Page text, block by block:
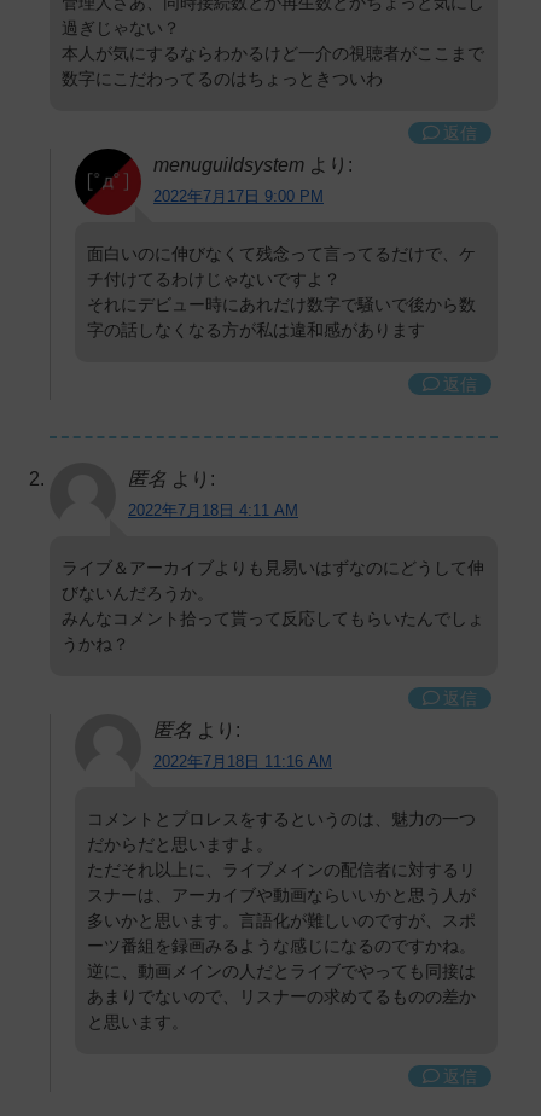
過ぎじゃない？
本人が気にするならわかるけど一介の視聴者がここまで
数字にこだわってるのはちょっときついわ
返信
menuguildsystem より:
2022年7月17日 9:00 PM
面白いのに伸びなくて残念って言ってるだけで、ケ
チ付けてるわけじゃないですよ？
それにデビュー時にあれだけ数字で騒いで後から数
字の話しなくなる方が私は違和感があります
返信
匿名 より:
2022年7月18日 4:11 AM
ライブ＆アーカイブよりも見易いはずなのにどうして伸
びないんだろうか。
みんなコメント拾って貰って反応してもらいたんでしょ
うかね？
返信
匿名 より:
2022年7月18日 11:16 AM
コメントとプロレスをするというのは、魅力の一つ
だからだと思いますよ。
ただそれ以上に、ライブメインの配信者に対するリ
スナーは、アーカイブや動画ならいいかと思う人が
多いかと思います。言語化が難しいのですが、スポ
ーツ番組を録画みるような感じになるのですかね。
逆に、動画メインの人だとライブでやっても同接は
あまりでないので、リスナーの求めてるものの差か
と思います。
返信